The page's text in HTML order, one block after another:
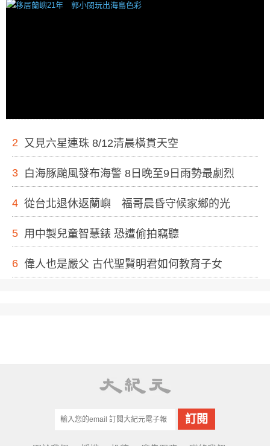
2 又見六星連珠 8/12清晨橫貫天空
3 白海豚颱風發布海警 8日晚至9日雨勢最劇烈
4 從台北退休返蘭嶼 福哥晨昏守候家鄉的光
5 用中製兒童智慧錶 恐遭偷拍竊聽
6 偉人也是嚴父 古代聖賢明君如何教育子女